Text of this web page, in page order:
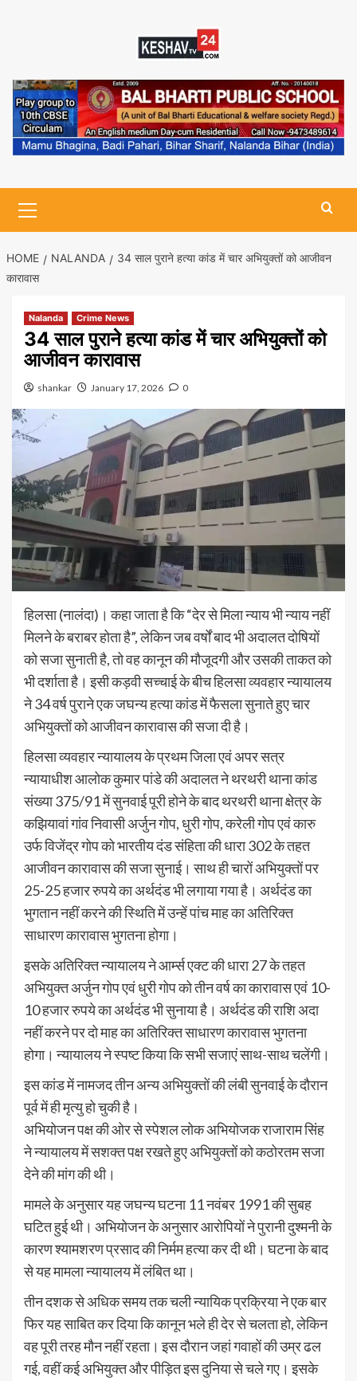
Menu
HOME NALANDA
34 साल पुराने हत्या कांड में चार अभियुक्तों को आजीवन
कारावास
Nalanda Crime News
34 साल पुराने हत्या कांड में चार अभियुक्तों को
आजीवन कारावास
shankar January 17, 2026 0
हिलसा (नालंदा)। कहा जाता है कि “देर से मिला न्याय भी न्याय नहीं
मिलने के बराबर होता है”, लेकिन जब वर्षों बाद भी अदालत दोषियों
को सजा सुनाती है, तो वह कानून की मौजूदगी और उसकी ताकत को
भी दर्शाता है। इसी कड़वी सच्चाई के बीच हिलसा व्यवहार न्यायालय
ने 34 वर्ष पुराने एक जघन्य हत्या कांड में फैसला सुनाते हुए चार
अभियुक्तों को आजीवन कारावास की सजा दी है।
हिलसा व्यवहार न्यायालय के प्रथम जिला एवं अपर सत्र
न्यायाधीश आलोक कुमार पांडे की अदालत ने थरथरी थाना कांड
संख्या 375/91 में सुनवाई पूरी होने के बाद थरथरी थाना क्षेत्र के
कझियावां गांव निवासी अर्जुन गोप, धुरी गोप, करेली गोप एवं कारु
उर्फ विजेंद्र गोप को भारतीय दंड संहिता की धारा 302 के तहत
आजीवन कारावास की सजा सुनाई। साथ ही चारों अभियुक्तों पर
25-25 हजार रुपये का अर्थदंड भी लगाया गया है। अर्थदंड का
भुगतान नहीं करने की स्थिति में उन्हें पांच माह का अतिरिक्त
साधारण कारावास भुगतना होगा।
इसके अतिरिक्त न्यायालय ने आर्म्स एक्ट की धारा 27 के तहत
अभियुक्त अर्जुन गोप एवं धुरी गोप को तीन वर्ष का कारावास एवं 10-
10 हजार रुपये का अर्थदंड भी सुनाया है। अर्थदंड की राशि अदा
नहीं करने पर दो माह का अतिरिक्त साधारण कारावास भुगतना
होगा। न्यायालय ने स्पष्ट किया कि सभी सजाएं साथ-साथ चलेंगी।
इस कांड में नामजद तीन अन्य अभियुक्तों की लंबी सुनवाई के दौरान
पूर्व में ही मृत्यु हो चुकी है।
अभियोजन पक्ष की ओर से स्पेशल लोक अभियोजक राजाराम सिंह
ने न्यायालय में सशक्त पक्ष रखते हुए अभियुक्तों को कठोरतम सजा
देने की मांग की थी।
मामले के अनुसार यह जघन्य घटना 11 नवंबर 1991 की सुबह
घटित हुई थी। अभियोजन के अनुसार आरोपियों ने पुरानी दुश्मनी के
कारण श्यामशरण प्रसाद की निर्मम हत्या कर दी थी। घटना के बाद
से यह मामला न्यायालय में लंबित था।
तीन दशक से अधिक समय तक चली न्यायिक प्रक्रिया ने एक बार
फिर यह साबित कर दिया कि कानून भले ही देर से चलता हो, लेकिन
वह पूरी तरह मौन नहीं रहता। इस दौरान जहां गवाहों की उम्र ढल
गई, वहीं कई अभियुक्त और पीड़ित इस दुनिया से चले गए। इसके